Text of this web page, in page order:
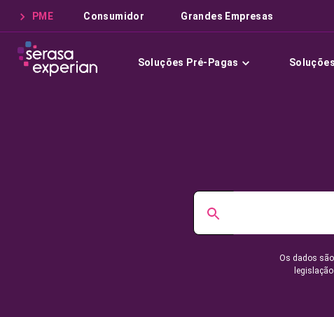
PME Consumidor Grandes Empresas
Soluções Pré-Pagas
Os dados